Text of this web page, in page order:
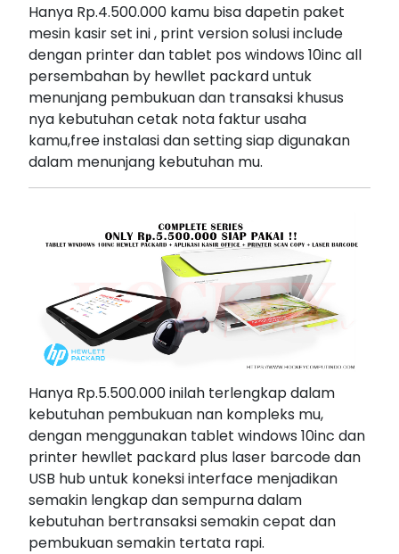
Hanya Rp.4.500.000 kamu bisa dapetin paket
mesin kasir set ini , print version solusi include
dengan printer dan tablet pos windows 10inc all
persembahan by hewllet packard untuk
menunjang pembukuan dan transaksi khusus
nya kebutuhan cetak nota faktur usaha
kamu,free instalasi dan setting siap digunakan
dalam menunjang kebutuhan mu.
Hanya Rp.5.500.000 inilah terlengkap dalam
kebutuhan pembukuan nan kompleks mu,
dengan menggunakan tablet windows 10inc dan
printer hewllet packard plus laser barcode dan
USB hub untuk koneksi interface menjadikan
semakin lengkap dan sempurna dalam
kebutuhan bertransaksi semakin cepat dan
pembukuan semakin tertata rapi.